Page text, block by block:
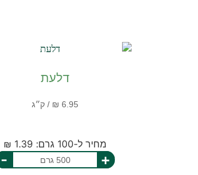
דלעת
מחיר ל-100 גרם: 1.39 ₪
+
-